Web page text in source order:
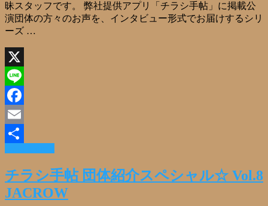
昧スタッフです。 弊社提供アプリ「チラシ手帖」に掲載公
演団体の方々のお声を、インタビュー形式でお届けするシリ
ーズ …
X
Line
Facebook
Email
共
有
チラシ手帖 団体紹介スペシャル☆ Vol.8
JACROW